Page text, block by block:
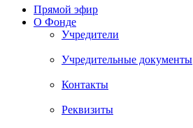
Прямой эфир
О Фонде
Учредители
Учредительные документы
Контакты
Реквизиты